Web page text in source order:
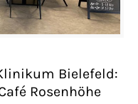
Bielefeld:
Rosenhöhe